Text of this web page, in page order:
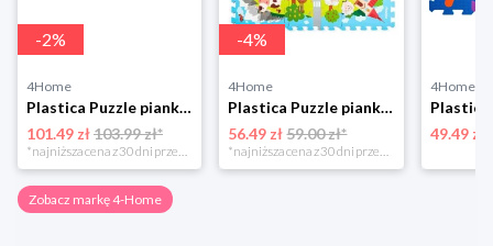
-2%
4Home
Plastica Puzzle piankowe Płotek, 34 elementy, 121 x 121 cm 4-Home
101.49 zł103.99 zł*
-4%
4Home
Plastica Puzzle piankowe Wioska, 9 elementów, 90 x 90 cm 4-Home
56.49 zł 59.00 zł*
4Home
49.49 zł
Zobacz markę 4-Home